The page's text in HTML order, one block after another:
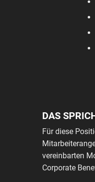
DAS
Für diese
vereinbarten
Corporate